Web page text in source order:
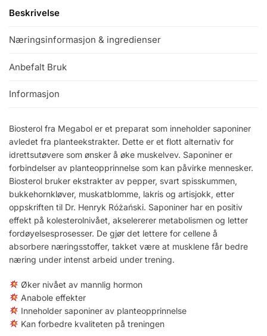
Beskrivelse
Næringsinformasjon & ingredienser
Anbefalt Bruk
Informasjon
Biosterol fra Megabol er et preparat som inneholder saponiner
avledet fra planteekstrakter. Dette er et flott alternativ for
idrettsutøvere som ønsker å øke muskelvev. Saponiner er
forbindelser av planteopprinnelse som kan påvirke mennesker.
Biosterol bruker ekstrakter av pepper, svart spisskummen,
bukkehornkløver, muskatblomme, lakris og artisjokk, etter
oppskriften til Dr. Henryk Różański. Saponiner har en positiv
effekt på kolesterolnivået, akselererer metabolismen og letter
fordøyelsesprosesser. De gjør det lettere for cellene å
absorbere næringsstoffer, takket være at musklene får bedre
næring under intenst arbeid under trening.
Øker nivået av mannlig hormon
Anabole effekter
Inneholder saponiner av planteopprinnelse
Kan forbedre kvaliteten på treningen